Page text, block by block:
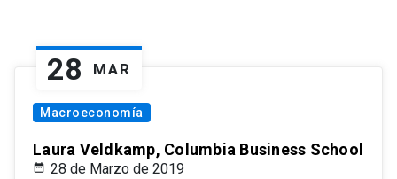
28 MAR
Macroeconomía
Laura Veldkamp, Columbia Business School
28 de Marzo de 2019